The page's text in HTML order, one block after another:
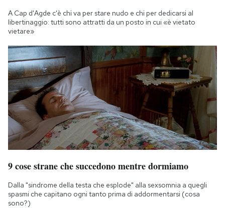
A Cap d'Agde c'è chi va per stare nudo e chi per dedicarsi al
libertinaggio: tutti sono attratti da un posto in cui «è vietato
vietare»
9 cose strane che succedono mentre dormiamo
Dalla "sindrome della testa che esplode" alla sexsomnia a quegli
spasmi che capitano ogni tanto prima di addormentarsi (cosa
sono?)